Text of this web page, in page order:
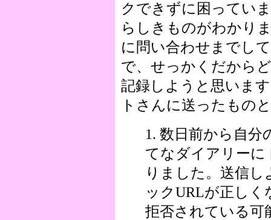
クできずに困ってい
らしきものがわかり
に問い合わせまでし
で、せっかくだから
記録しようと思いま
トさんに送ったもの
1. 数日前から自
てなダイアリー
りました。送信
ックURLが正し
拒否されている可